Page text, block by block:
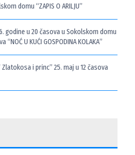
domu “ZAPIS O ARILJU”
godine u 20 časova u Sokolskom domu
U KUĆI GOSPODINA KOLAKA”
i princ” 25. maj u 12 časova